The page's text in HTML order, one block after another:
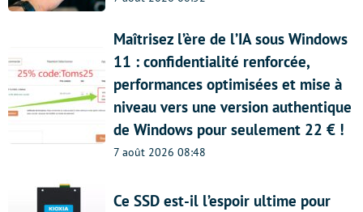
Maîtrisez l’ère de l’IA sous Windows
11 : confidentialité renforcée,
performances optimisées et mise à
niveau vers une version authentique
de Windows pour seulement 22 € !
7 août 2026 08:48
Ce SSD est-il l’espoir ultime pour